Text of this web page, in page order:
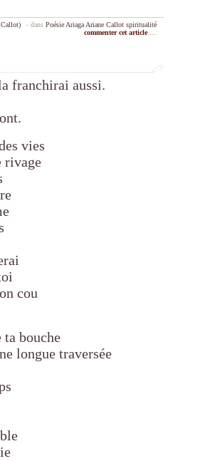
Callot) - dans PoésieAriagaAriane Callot spiritualité
commenter cet article …
franchirai aussi.
vies
cou
bouche
longue traversée